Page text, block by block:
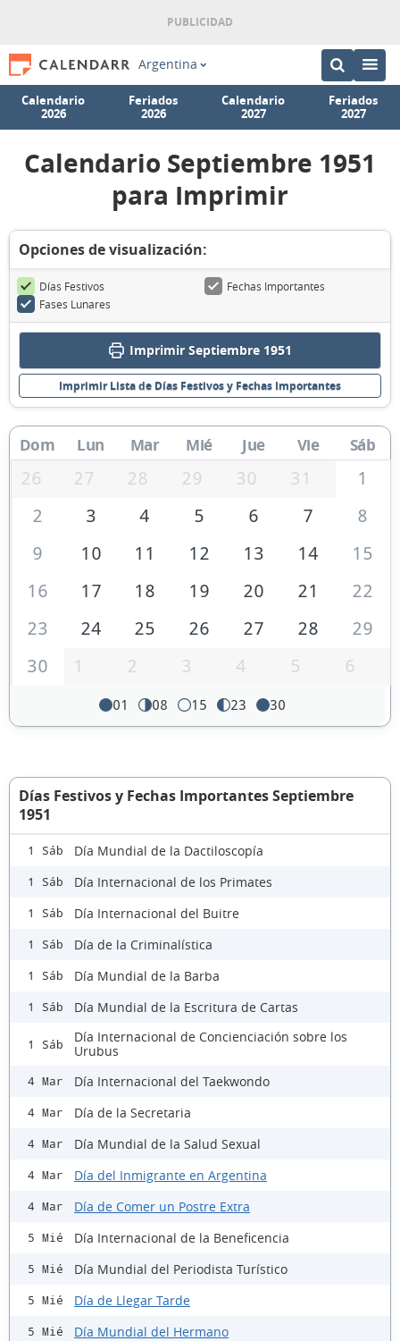
Argentina
Calendario
2026
Feriados
2026
Calendario
2027
Feriados
2027
Calendario Septiembre 1951
para Imprimir
Opciones de visualización:
Días Festivos
Fechas Importantes
Fases Lunares
Imprimir Septiembre 1951
Imprimir Lista de Días Festivos y Fechas Importantes
Dom Lun Mar Mié Jue Vie Sáb
26 27 28 29 30 31
1
2
3 4 5 6 7
8
9
10 11 12 13 14
15
16
17 18 19 20 21
22
23
24 25 26 27 28
29
30
1 2 3 4 5 6
01 08 15 23 30
Días Festivos y Fechas Importantes Septiembre
1951
1 Sáb Día Mundial de la Dactiloscopía
1 Sáb Día Internacional de los Primates
1 Sáb Día Internacional del Buitre
1 Sáb Día de la Criminalística
1 Sáb Día Mundial de la Barba
1 Sáb Día Mundial de la Escritura de Cartas
1 Sáb
Día Internacional de Concienciación sobre los
Urubus
4 Mar Día Internacional del Taekwondo
4 Mar Día de la Secretaria
4 Mar Día Mundial de la Salud Sexual
4 Mar Día del Inmigrante en Argentina
4 Mar Día de Comer un Postre Extra
5 Mié Día Internacional de la Beneficencia
5 Mié Día Mundial del Periodista Turístico
5 Mié Día de Llegar Tarde
5 Mié Día Mundial del Hermano